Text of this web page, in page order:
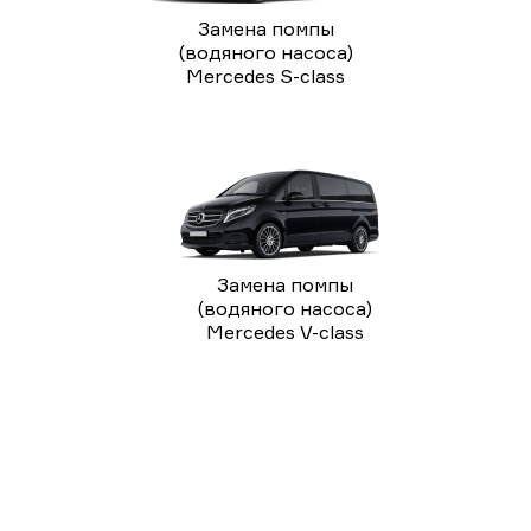
Замена помпы
(водяного насоса)
Mercedes S-class
Замена помпы
(водяного насоса)
Mercedes V-class